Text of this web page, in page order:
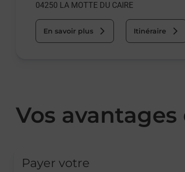
04250 LA MOTTE DU CAIRE
En savoir plus Itinéraire
Vos
Payer votre